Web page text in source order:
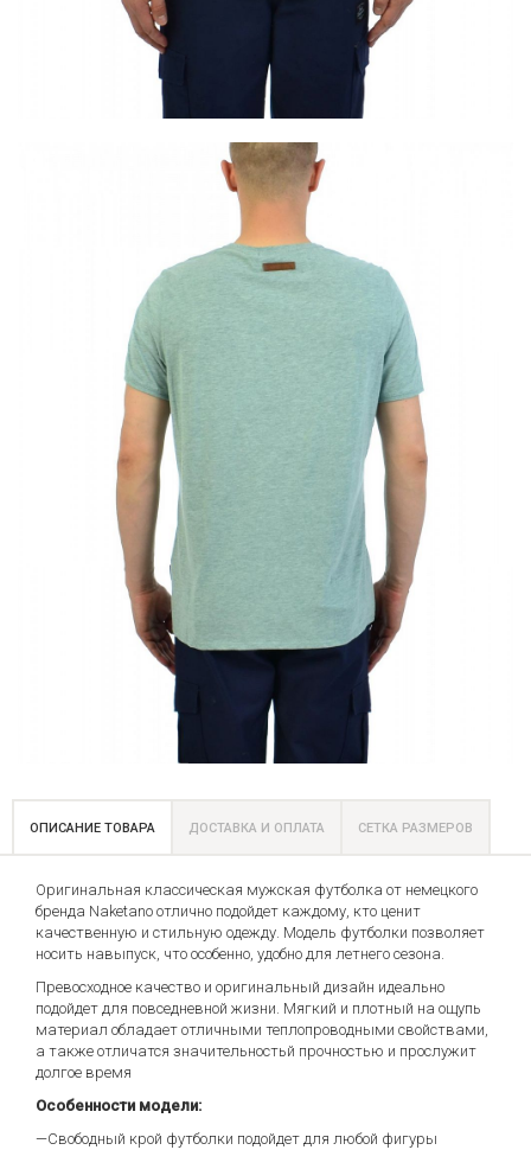
ОПИСАНИЕ ТОВАРА ДОСТАВКА И ОПЛАТА СЕТКА РАЗМЕРОВ
Оригинальная классическая мужская футболка от немецкого
бренда Naketano отлично подойдет каждому, кто ценит
качественную и стильную одежду. Модель футболки позволяет
носить навыпуск, что особенно, удобно для летнего сезона.
Превосходное качество и оригинальный дизайн идеально
подойдет для повседневной жизни. Мягкий и плотный на ощупь
материал обладает отличными теплопроводными свойствами,
а также отличатся значительностьй прочностью и прослужит
долгое время
Особенности модели:
—Свободный крой футболки подойдет для любой фигуры